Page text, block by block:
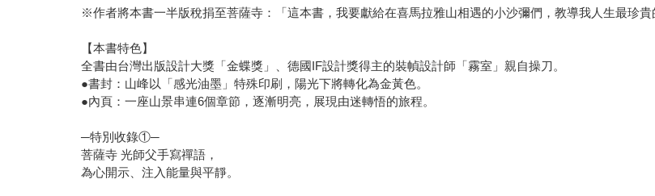
※作者將本書一半版稅捐至菩薩寺：「這本書，我要獻給在喜馬拉雅山相遇的小沙彌們，教導我人生最珍貴
【本書特色】
全書由台灣出版設計大獎「金蝶獎」、德國IF設計獎得主的裝幀設計師「霧室」親自操刀。
●書封：山峰以「感光油墨」特殊印刷，陽光下將轉化為金黃色。
●內頁：一座山景串連6個章節，逐漸明亮，展現由迷轉悟的旅程。
─特別收錄①─
菩薩寺 光師父手寫禪語，
為心開示、注入能量與平靜。